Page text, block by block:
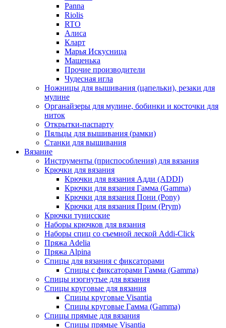
Panna
Riolis
RTO
Алиса
Кларт
Марья Искусница
Машенька
Прочие производители
Чудесная игла
Ножницы для вышивания (цапельки), резаки для
мулине
Органайзеры для мулине, бобинки и косточки для
ниток
Открытки-паспарту
Пяльцы для вышивания (рамки)
Станки для вышивания
Вязание
Инструменты (приспособления) для вязания
Крючки для вязания
Крючки для вязания Адди (ADDI)
Крючки для вязания Гамма (Gamma)
Крючки для вязания Пони (Pony)
Крючки для вязания Прим (Prym)
Крючки тунисские
Наборы крючков для вязания
Наборы спиц со съемной леской Addi-Click
Пряжа Adelia
Пряжа Alpina
Спицы для вязания с фиксаторами
Спицы с фиксаторами Гамма (Gamma)
Спицы изогнутые для вязания
Спицы круговые для вязания
Спицы круговые Visantia
Спицы круговые Гамма (Gamma)
Спицы прямые для вязания
Спицы прямые Visantia